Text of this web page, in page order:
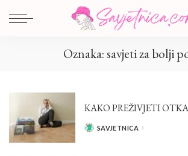
Oznaka:savjeti za bolji
KAKO PREŽIVJETI
POSTED
SAVJETNICA